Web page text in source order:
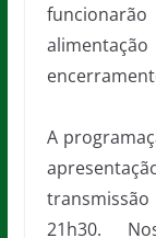
A
21h30.